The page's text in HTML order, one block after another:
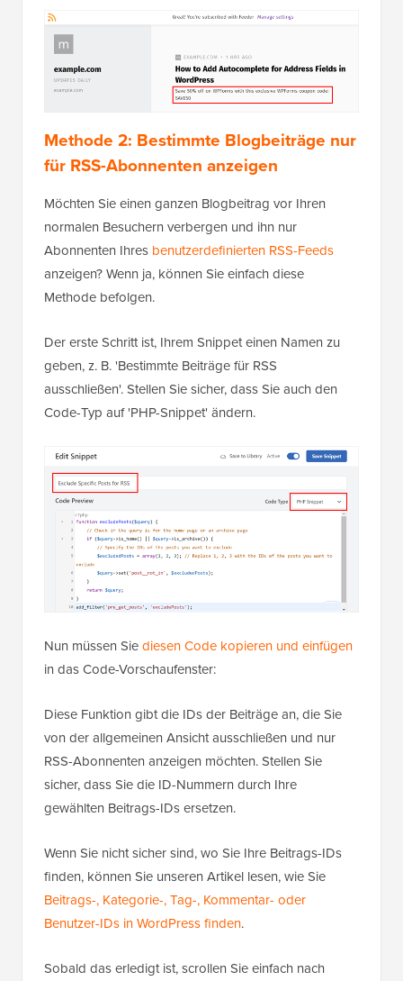
Methode 2: Bestimmte Blogbeiträge nur
für RSS-Abonnenten anzeigen
Möchten Sie einen ganzen Blogbeitrag vor Ihren
normalen Besuchern verbergen und ihn nur
Abonnenten Ihres benutzerdefinierten RSS-Feeds
anzeigen? Wenn ja, können Sie einfach diese
Methode befolgen.
Der erste Schritt ist, Ihrem Snippet einen Namen zu
geben, z. B. 'Bestimmte Beiträge für RSS
ausschließen'. Stellen Sie sicher, dass Sie auch den
Code-Typ auf 'PHP-Snippet' ändern.
Nun müssen Siediesen Code kopieren und einfügen
in das Code-Vorschaufenster:
Diese Funktion gibt die IDs der Beiträge an, die Sie
von der allgemeinen Ansicht ausschließen und nur
RSS-Abonnenten anzeigen möchten. Stellen Sie
sicher, dass Sie die ID-Nummern durch Ihre
gewählten Beitrags-IDs ersetzen.
Wenn Sie nicht sicher sind, wo Sie Ihre Beitrags-IDs
finden, können Sie unseren Artikel lesen, wie Sie
Beitrags-, Kategorie-, Tag-, Kommentar- oder
Benutzer-IDs in WordPress finden.
Sobald das erledigt ist, scrollen Sie einfach nach